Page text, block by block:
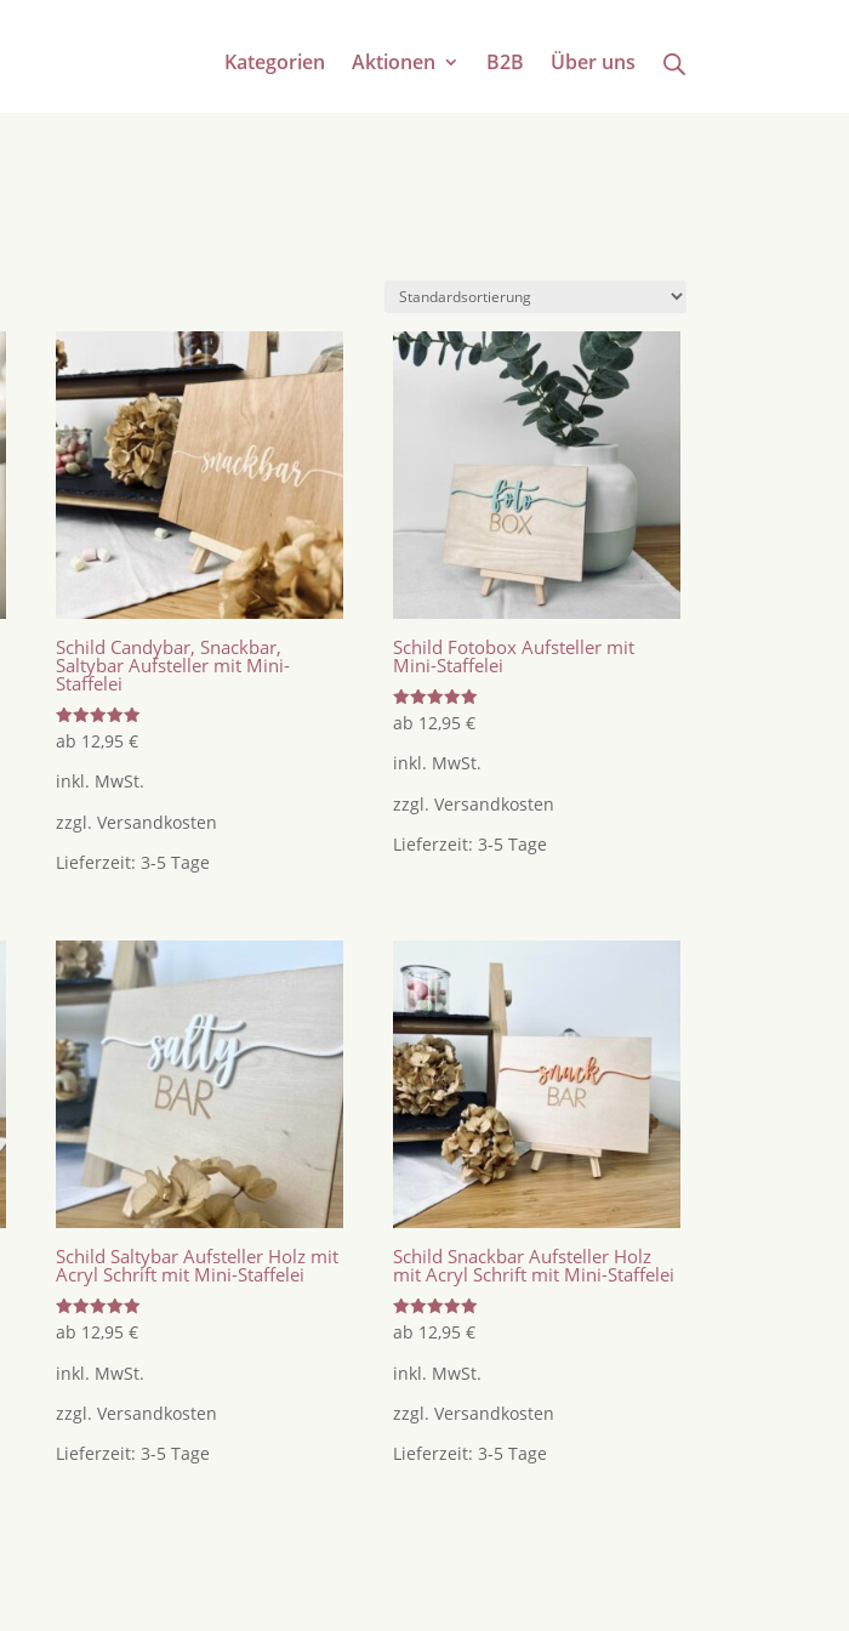
Kategorien Aktionen B2B Über uns
Schild Candybar, Snackbar,
Saltybar Aufsteller mit Mini-
Staffelei
Bewertet
mit
von 5
ab 12,95€
inkl. MwSt.
zzgl.Versandkosten
Lieferzeit:3-5 Tage
Schild Fotobox Aufsteller mit
Mini-Staffelei
Bewertet
mit
von 5
ab 12,95€
inkl. MwSt.
zzgl.Versandkosten
Lieferzeit:3-5 Tage
Schild Saltybar Aufsteller Holz mit
Acryl Schrift mit Mini-Staffelei
Bewertet
mit
von 5
ab 12,95€
inkl. MwSt.
zzgl.Versandkosten
Lieferzeit:3-5 Tage
Schild Snackbar Aufsteller Holz
mit Acryl Schrift mit Mini-Staffelei
Bewertet
mit
von 5
ab 12,95€
inkl. MwSt.
zzgl.Versandkosten
Lieferzeit:3-5 Tage